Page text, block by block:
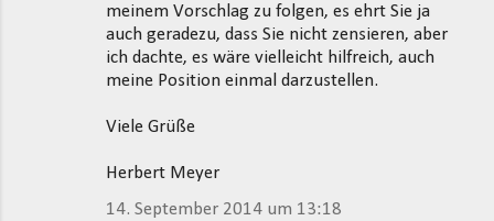
meinem Vorschlag zu folgen, es ehrt Sie ja
auch geradezu, dass Sie nicht zensieren, aber
ich dachte, es wäre vielleicht hilfreich, auch
meine Position einmal darzustellen.
Viele Grüße
Herbert Meyer
14. September 2014 um 13:18